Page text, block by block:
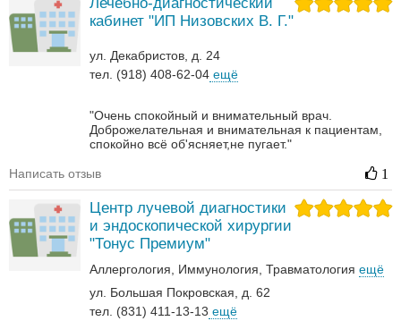
кабинет "ИП Низовских В. Г."
ул. Декабристов, д. 24
тел. (918) 408-62-04 ещё
"Очень спокойный и внимательный врач.
Доброжелательная и внимательная к пациентам,
спокойно всё об'ясняет,не пугает."
Написать отзыв 1
Центр лучевой диагностики
и эндоскопической хирургии
"Тонус Премиум"
Аллергология Иммунология Травматология ещё
ул. Большая Покровская, д. 62
тел. (831) 411-13-13 ещё